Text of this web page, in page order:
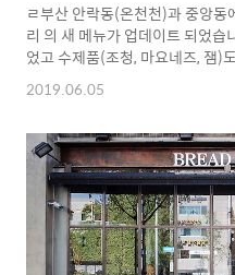
ㄹ부산 안락동(온천천)과 중앙동
리 의 새 메뉴가 업데이트 되었
었고 수제품(조청, 마요네즈, 잼)
다. 새 빵 4가지(밀한줌 공식 블로
추가된 것 같습니다.(밀한줌 공식
어볼 생각입니다. 곧 먹게 될 새
이 참 좋네요^^ 새로 나온 빵, 리
로 나온 빵, 미니찹쌀파이 참, 그
인상되었습니다. 아래 설명에서
인 것 같습니다. (밀한줌 공식 블
2019.06.05